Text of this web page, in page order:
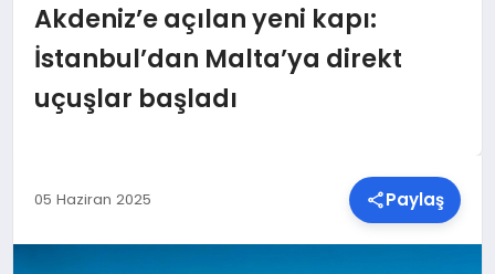
MAGAZIN
SAĞLIK
Akdeniz’e açılan yeni kapı:
İstanbul’dan Malta’ya direkt
uçuşlar başladı
05 Haziran 2025 Paylaş